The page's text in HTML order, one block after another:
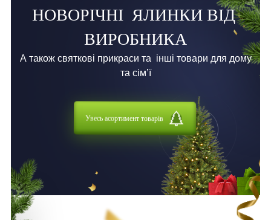
НОВОРІЧНІ ЯЛИНКИ ВІД
ВИРОБНИКА
А також святкові прикраси та інші товари для дому
та сім’ї
Увесь асортимент товарів